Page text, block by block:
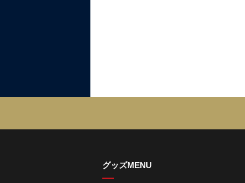
グッズMENU